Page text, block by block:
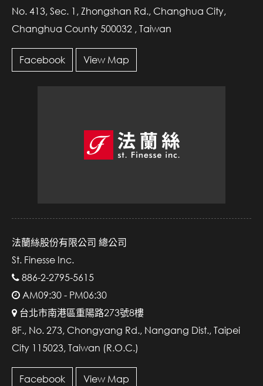
No. 413, Sec. 1, Zhongshan Rd., Changhua City,
Changhua County 500032 , Taiwan
Facebook View Map
法蘭絲股份有限公司 總公司
St. Finesse Inc.
886-2-2795-5615
AM09:30 - PM06:30
台北市南港區重陽路273號8樓
8F., No. 273, Chongyang Rd., Nangang Dist., Taipei
City 115023, Taiwan (R.O.C.)
Facebook View Map